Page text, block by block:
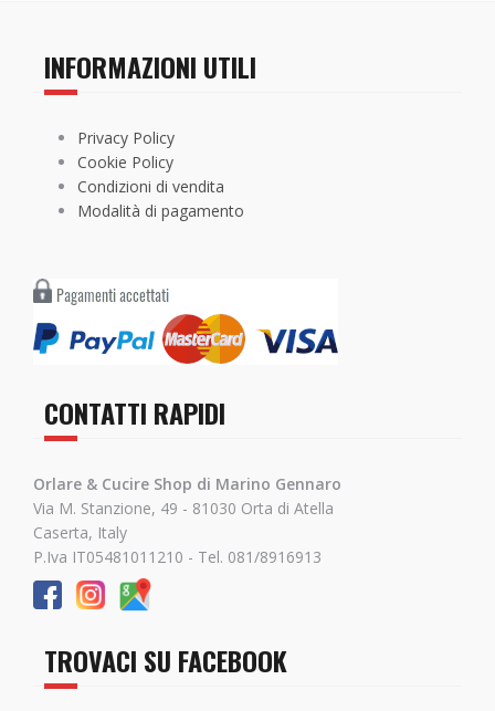
INFORMAZIONI UTILI
Privacy Policy
Cookie Policy
Condizioni di vendita
Modalità di pagamento
CONTATTI RAPIDI
Orlare & Cucire Shop di Marino Gennaro
Via M. Stanzione, 49 - 81030 Orta di Atella
Caserta, Italy
P.Iva IT05481011210 - Tel. 081/8916913
TROVACI SU FACEBOOK